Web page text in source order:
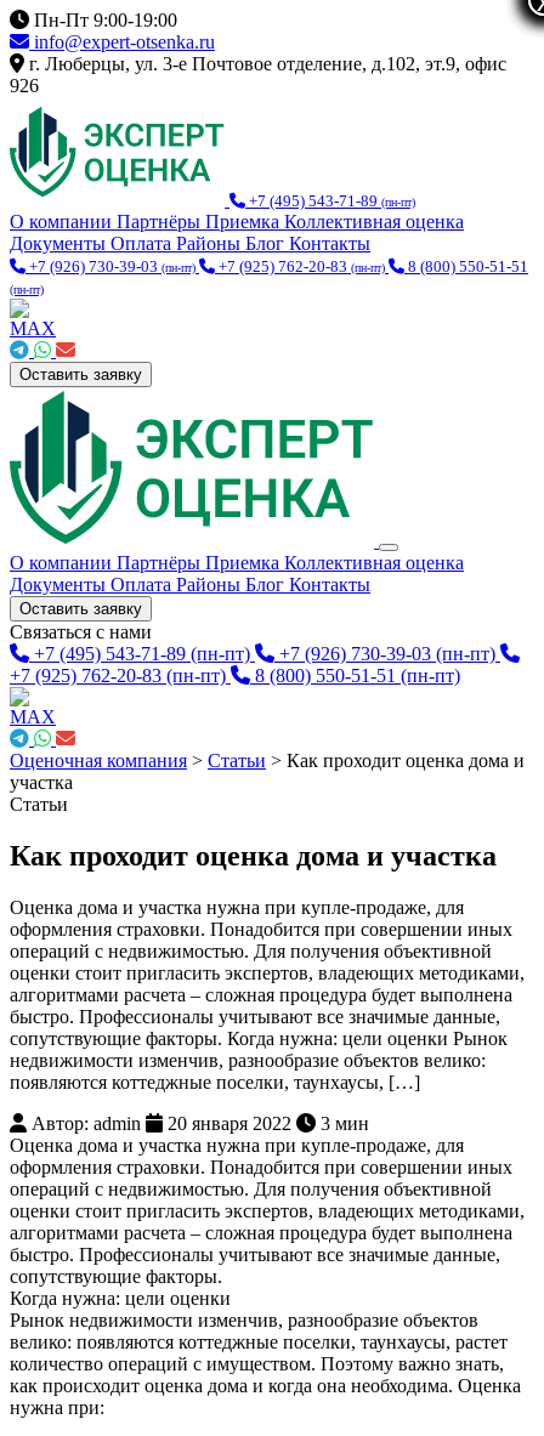
Пн-Пт 9:00-19:00
info@expert-otsenka.ru
г. Люберцы, ул. 3-е Почтовое отделение, д.102, эт.9, офис
926
+7 (495) 543-71-89 (пн-пт)
О компании Партнёры Приемка Коллективная оценка
Документы Оплата Районы Блог Контакты
+7 (926) 730-39-03 (пн-пт) +7 (925) 762-20-83 (пн-пт) 8 (800) 550-51-51
(пн-пт)
Оставить заявку
О компании Партнёры Приемка Коллективная оценка
Документы Оплата Районы Блог Контакты
Оставить заявку
Связаться с нами
+7 (495) 543-71-89 (пн-пт) +7 (926) 730-39-03 (пн-пт)
+7 (925) 762-20-83 (пн-пт) 8 (800) 550-51-51 (пн-пт)
Оценочная компания > Статьи > Как проходит оценка дома и
участка
Статьи
Как проходит оценка дома и участка
Оценка дома и участка нужна при купле-продаже, для
оформления страховки. Понадобится при совершении иных
операций с недвижимостью. Для получения объективной
оценки стоит пригласить экспертов, владеющих методиками,
алгоритмами расчета – сложная процедура будет выполнена
быстро. Профессионалы учитывают все значимые данные,
сопутствующие факторы. Когда нужна: цели оценки Рынок
недвижимости изменчив, разнообразие объектов велико:
появляются коттеджные поселки, таунхаусы, […]
Автор: admin
20 января 2022
3 мин
Оценка дома и участка нужна при купле-продаже, для
оформления страховки. Понадобится при совершении иных
операций с недвижимостью. Для получения объективной
оценки стоит пригласить экспертов, владеющих методиками,
алгоритмами расчета – сложная процедура будет выполнена
быстро. Профессионалы учитывают все значимые данные,
сопутствующие факторы.
Когда нужна: цели оценки
Рынок недвижимости изменчив, разнообразие объектов
велико: появляются коттеджные поселки, таунхаусы, растет
количество операций с имуществом. Поэтому важно знать,
как происходит оценка дома и когда она необходима. Оценка
нужна при: